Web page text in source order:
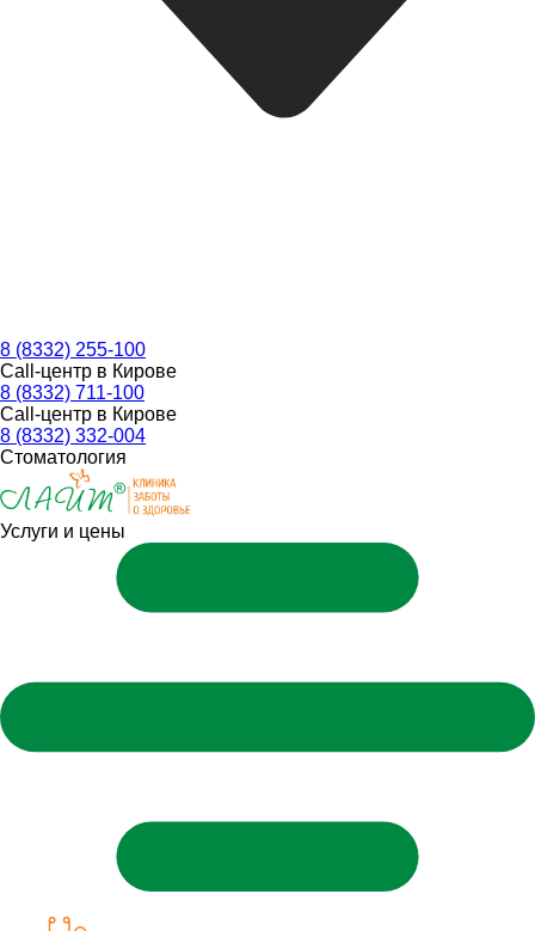
8 (8332) 255-100
Call-центр в Кирове
8 (8332) 711-100
Call-центр в Кирове
8 (8332) 332-004
Стоматология
Услуги и цены